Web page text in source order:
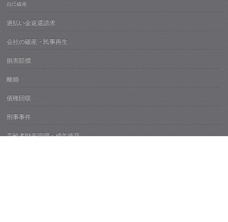
自己破産
過払い金返還請求
会社の破産・民事再生
損害賠償
離婚
債権回収
刑事事件
高齢者財産管理・成年後見